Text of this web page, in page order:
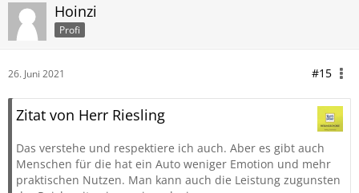
Hoinzi
Profi
26. Juni 2021 #15
Zitat von Herr Riesling
Das verstehe und respektiere ich auch. Aber es gibt auch
Menschen für die hat ein Auto weniger Emotion und mehr
praktischen Nutzen. Man kann auch die Leistung zugunsten